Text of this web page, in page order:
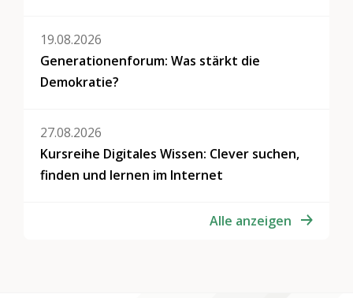
19.08.2026
Generationenforum: Was stärkt die
Demokratie?
27.08.2026
Kursreihe Digitales Wissen: Clever suchen,
finden und lernen im Internet
Alle anzeigen